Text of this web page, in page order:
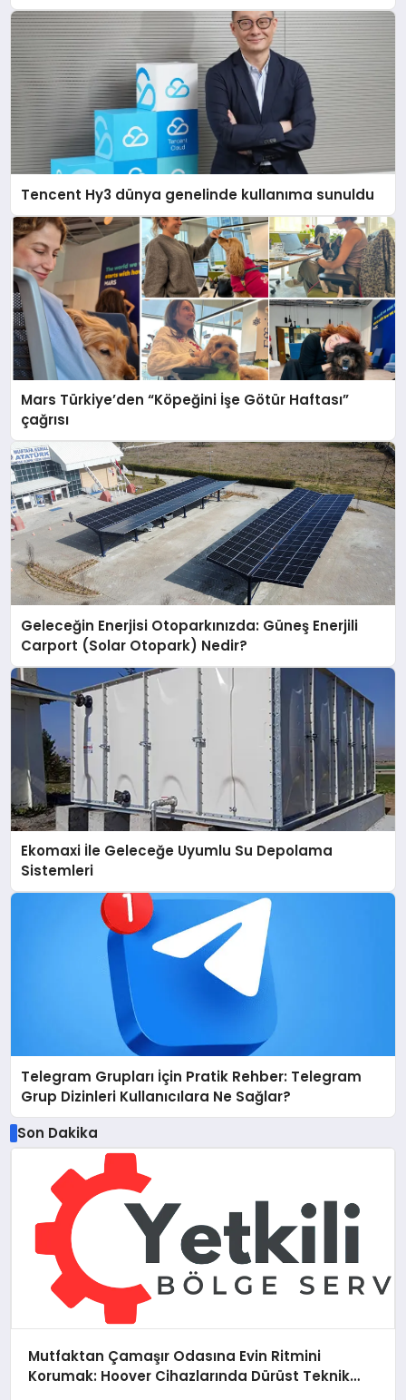
Destek Deneyimi
Tencent Hy3 dünya genelinde kullanıma sunuldu
Mars Türkiye’den “Köpeğini İşe Götür Haftası”
çağrısı
Geleceğin Enerjisi Otoparkınızda: Güneş Enerjili
Carport (Solar Otopark) Nedir?
Ekomaxi İle Geleceğe Uyumlu Su Depolama
Sistemleri
Telegram Grupları İçin Pratik Rehber: Telegram
Grup Dizinleri Kullanıcılara Ne Sağlar?
Son Dakika
Mutfaktan Çamaşır Odasına Evin Ritmini
Korumak: Hoover Cihazlarında Dürüst Teknik